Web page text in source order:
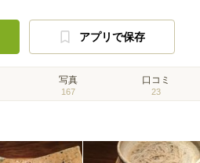
アプリで保存
写真
167
口コミ
23